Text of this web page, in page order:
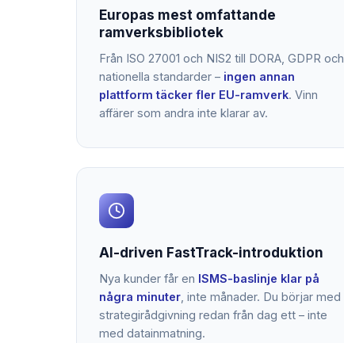
Europas mest omfattande
ramverksbibliotek
Från ISO 27001 och NIS2 till DORA, GDPR och
nationella standarder – ingen annan
plattform täcker fler EU-ramverk. Vinn
affärer som andra inte klarar av.
AI-driven FastTrack-introduktion
Nya kunder får en ISMS-baslinje klar på
några minuter , inte månader. Du börjar med
strategirådgivning redan från dag ett – inte
med datainmatning.